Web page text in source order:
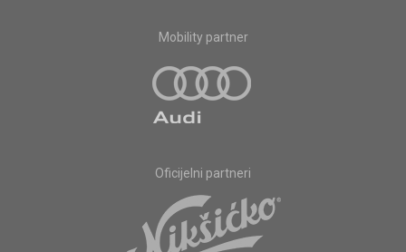
Mobility partner
Oficijelni partneri